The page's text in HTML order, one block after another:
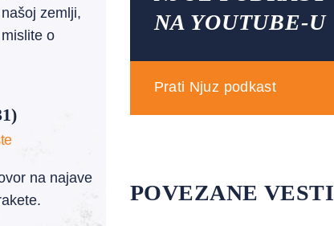
zemlji,
o
na najave
NA YOUTUBE-U
Prati Njuz podkast
POVEZANE VESTI